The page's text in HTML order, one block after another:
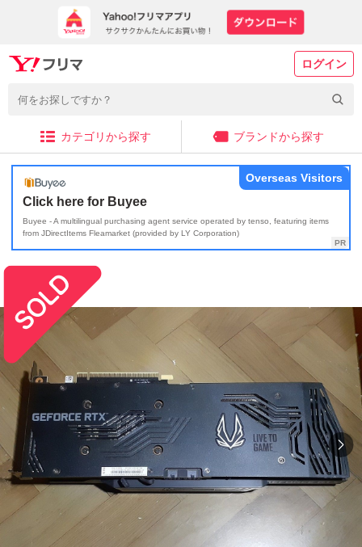
ログイン
カテゴリから探す ブランドから探す
Click here for Buyee
Buyee - A multilingual purchasing agent service operated by tenso, featuring items
from JDirectItems Fleamarket (provided by LY Corporation)
Overseas Visitors